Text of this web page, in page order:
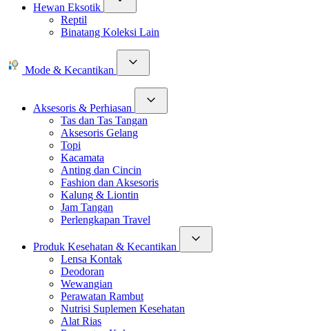
Hewan Eksotik
Reptil
Binatang Koleksi Lain
Mode & Kecantikan
Aksesoris & Perhiasan
Tas dan Tas Tangan
Aksesoris Gelang
Topi
Kacamata
Anting dan Cincin
Fashion dan Aksesoris
Kalung & Liontin
Jam Tangan
Perlengkapan Travel
Produk Kesehatan & Kecantikan
Lensa Kontak
Deodoran
Wewangian
Perawatan Rambut
Nutrisi Suplemen Kesehatan
Alat Rias